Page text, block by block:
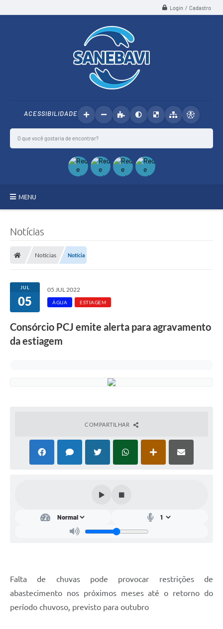
Login / Cadastro
ACESSIBILIDADE
MENU
ÁGUA
COMPRAS E LICITAÇÕES
CONTATOS
Notícias
Notícias Notícia
JUL
05
05 JUL 2022
ÁGUA ESTIAGEM
Consórcio PCJ emite alerta para agravamento
da estiagem
COMPARTILHAR
Falta de chuvas pode provocar restrições de
abastecimento nos próximos meses até o retorno do
período chuvoso, previsto para outubro